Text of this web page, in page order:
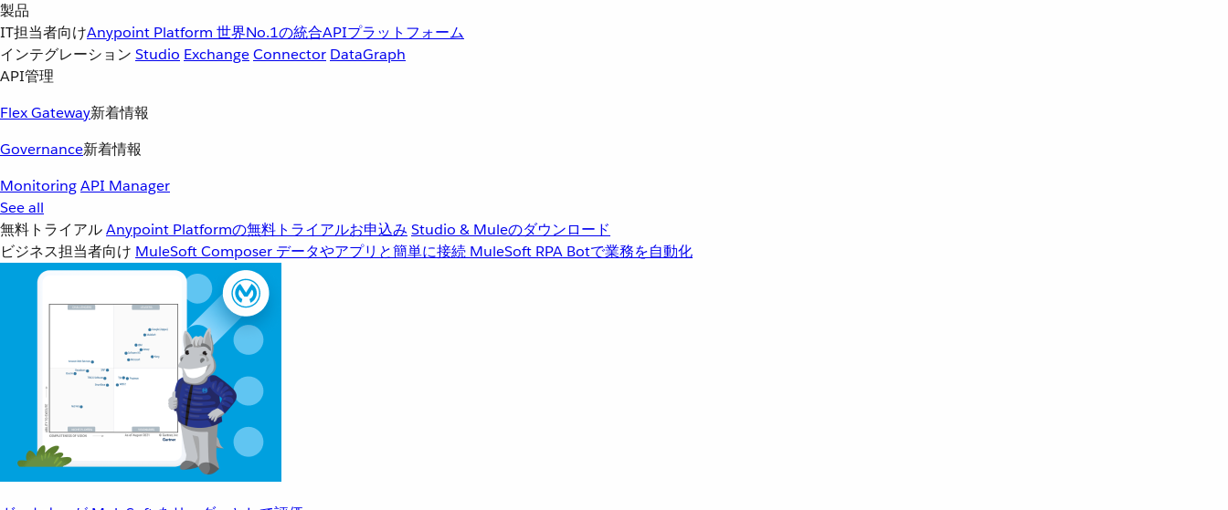
製品
IT担当者向けAnypoint Platform 世界No.1の統合APIプラットフォーム
インテグレーション Studio ExchangeConnector DataGraph
API管理
Flex Gateway新着情報
Governance新着情報
MonitoringAPI Manager
See all
無料トライアルAnypoint Platformの無料トライアルお申込み Studio & Muleのダウンロード
ビジネス担当者向け MuleSoft Composer データやアプリと簡単に接続 MuleSoft RPA Botで業務を自動化